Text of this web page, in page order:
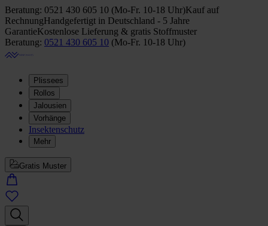
Beratung: 0521 430 605 10 (Mo-Fr. 10-18 Uhr)Kauf auf
RechnungHandgefertigt in Deutschland - 5 Jahre
GarantieKostenlose Lieferung & gratis Stoffmuster
Beratung: 0521 430 605 10 (Mo-Fr. 10-18 Uhr)
Plissees
Rollos
Jalousien
Vorhänge
Insektenschutz
Mehr
Gratis Muster